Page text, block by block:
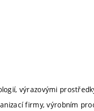
výrazovými
firmy, výrobním